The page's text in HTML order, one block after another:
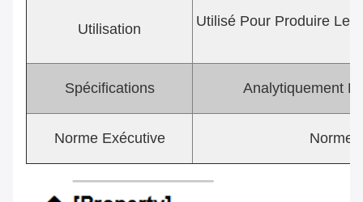
Utilisation
Utilisé Pour Produire Le
Spécifications Analytiquement
Norme Exécutive Norme